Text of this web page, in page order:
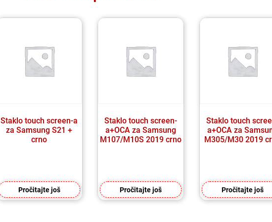
Staklo touch screen-a
za Samsung S21 +
crno
Pročitajte još
Staklo touch screen-
a+OCA za Samsung
M107/M10S 2019 crno
Pročitajte još
Staklo touch
a+OCA za
M305/M30 2019
Pročitajte još